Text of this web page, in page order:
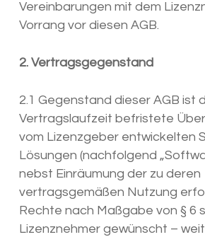
Vereinbarungen mit dem
Vorrang vor diesen AGB.
2. Vertragsgegenstand
2.1 Gegenstand dieser AGB ist
Vertragslaufzeit befristete
vom Lizenzgeber entwickelten
Lösungen (nachfolgend
nebst Einräumung der zu deren
vertragsgemäßen Nutzung
Rechte nach Maßgabe von § 6
Lizenznehmer gewünscht –